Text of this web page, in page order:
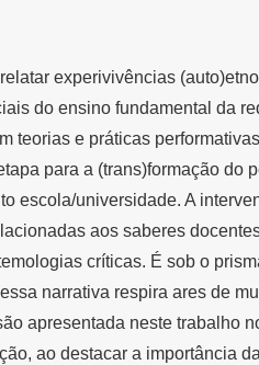
experivivências
do ensino fundamental da
teorias e práticas
para a (trans)formação do
escola/universidade. A
aos saberes
críticas. É sob o
narrativa respira ares de
apresentada neste trabalho
ao destacar a importância